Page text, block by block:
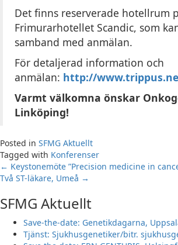
Det finns reserverade hotellrum
Frimurarhotellet Scandic, som
samband med anmälan.
För detaljerad information och
anmälan: http://
Varmt välkomna önskar
Linköping!
Posted in SFMG Aktuellt
Tagged with Konferenser
Post
navigation
← Keystonemöte ”Precision medicine in
Två ST-läkare, Umeå →
SFMG Aktuellt
Save-the-date: Genetikdagarna,
Tjänst: Sjukhusgenetiker/bitr.